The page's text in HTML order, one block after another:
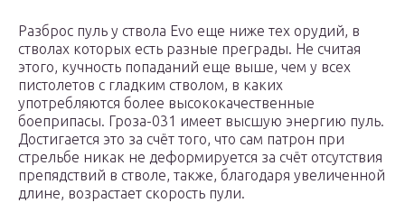
Разброс пуль у ствола Evo еще ниже тех орудий, в
стволах которых есть разные преграды. Не считая
этого, кучность попаданий еще выше, чем у всех
пистолетов с гладким стволом, в каких
употребляются более высококачественные
боеприпасы. Гроза-031 имеет высшую энергию пуль.
Достигается это за счёт того, что сам патрон при
стрельбе никак не деформируется за счёт отсутствия
препядствий в стволе, также, благодаря увеличенной
длине, возрастает скорость пули.